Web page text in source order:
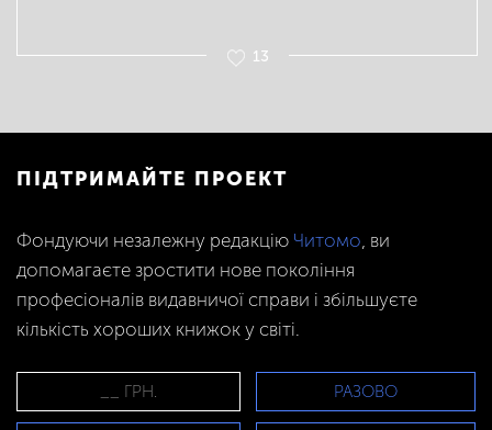
13
ПІДТРИМАЙТЕ ПРОЕКТ
Фондуючи незалежну редакцію Читомо, ви
допомагаєте зростити нове покоління
професіоналів видавничої справи і збільшуєте
кількість хороших книжок у світі.
РАЗОВО